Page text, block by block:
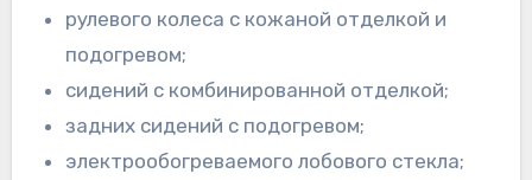
рулевого колеса с кожаной отделкой и
подогревом;
сидений с комбинированной отделкой;
задних сидений с подогревом;
электрообогреваемого лобового стекла;